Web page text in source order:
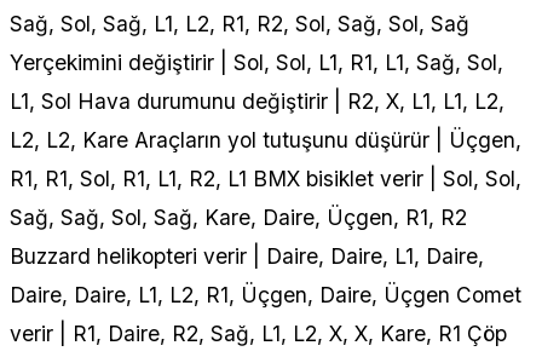
Sağ, Sol, Sağ, L1, L2, R1, R2, Sol, Sağ, Sol, Sağ
Yerçekimini değiştirir | Sol, Sol, L1, R1, L1, Sağ, Sol,
L1, Sol Hava durumunu değiştirir | R2, X, L1, L1, L2,
L2, L2, Kare Araçların yol tutuşunu düşürür | Üçgen,
R1, R1, Sol, R1, L1, R2, L1 BMX bisiklet verir | Sol, Sol,
Sağ, Sağ, Sol, Sağ, Kare, Daire, Üçgen, R1, R2
Buzzard helikopteri verir | Daire, Daire, L1, Daire,
Daire, Daire, L1, L2, R1, Üçgen, Daire, Üçgen Comet
verir | R1, Daire, R2, Sağ, L1, L2, X, X, Kare, R1 Çöp